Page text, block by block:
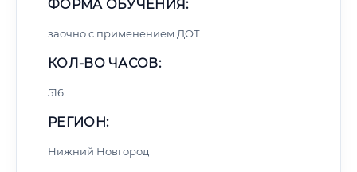
ФОРМА ОБУЧЕНИЯ:
заочно с применением ДОТ
КОЛ-ВО ЧАСОВ:
516
РЕГИОН:
Нижний Новгород